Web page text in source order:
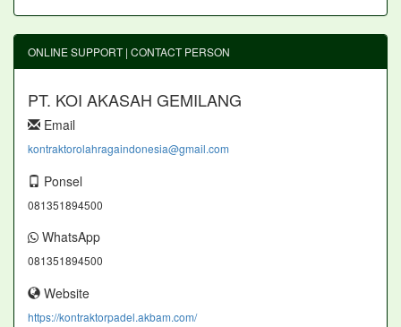
ONLINE SUPPORT | CONTACT PERSON
PT. KOI AKASAH GEMILANG
Email
kontraktorolahragaindonesia@gmail.com
Ponsel
081351894500
WhatsApp
081351894500
Website
https://kontraktorpadel.akbam.com/